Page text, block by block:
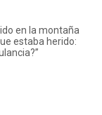
en la montaña
estaba herido: